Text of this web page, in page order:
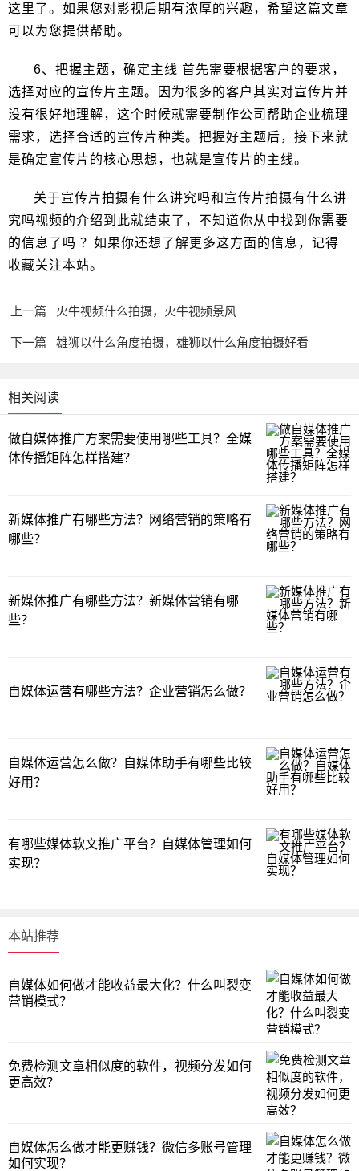
这里了。如果您对影视后期有浓厚的兴趣，希望这篇文章
可以为您提供帮助。
6、把握主题，确定主线 首先需要根据客户的要求，
选择对应的宣传片主题。因为很多的客户其实对宣传片并
没有很好地理解，这个时候就需要制作公司帮助企业梳理
需求，选择合适的宣传片种类。把握好主题后，接下来就
是确定宣传片的核心思想，也就是宣传片的主线。
关于宣传片拍摄有什么讲究吗和宣传片拍摄有什么讲
究吗视频的介绍到此就结束了，不知道你从中找到你需要
的信息了吗 ？如果你还想了解更多这方面的信息，记得
收藏关注本站。
上一篇 火牛视频什么拍摄，火牛视频景风
下一篇 雄狮以什么角度拍摄，雄狮以什么角度拍摄好看
相关阅读
做自媒体推广方案需要使用哪些工具？全媒
体传播矩阵怎样搭建？
新媒体推广有哪些方法？网络营销的策略有
哪些？
新媒体推广有哪些方法？新媒体营销有哪
些？
自媒体运营有哪些方法？企业营销怎么做？
自媒体运营怎么做？自媒体助手有哪些比较
好用？
有哪些媒体软文推广平台？自媒体管理如何
实现？
本站推荐
自媒体如何做才能收益最大化？什么叫裂变
营销模式？
免费检测文章相似度的软件，视频分发如何
更高效？
自媒体怎么做才能更赚钱？微信多账号管理
如何实现？